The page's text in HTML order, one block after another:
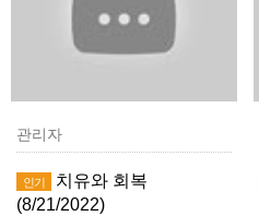
관리자
인기
치유와 회복
(8/21/2022)